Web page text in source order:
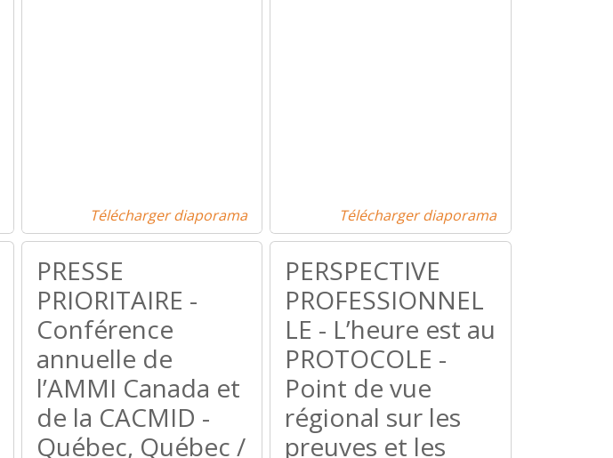
Télécharger diaporama Télécharger diaporama
PRESSE
PRIORITAIRE -
Conférence
annuelle de
l’AMMI Canada et
de la CACMID -
Québec, Québec /
PERSPECTIVE
PROFESSIONNEL
LE - L’heure est au
PROTOCOLE -
Point de vue
régional sur les
preuves et les